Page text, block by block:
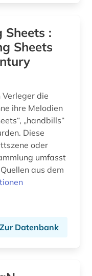
Sheets :
Sheets
Verleger die
ihre Melodien
„handbills“
Diese
oder
umfasst
aus dem
Zur Datenbank